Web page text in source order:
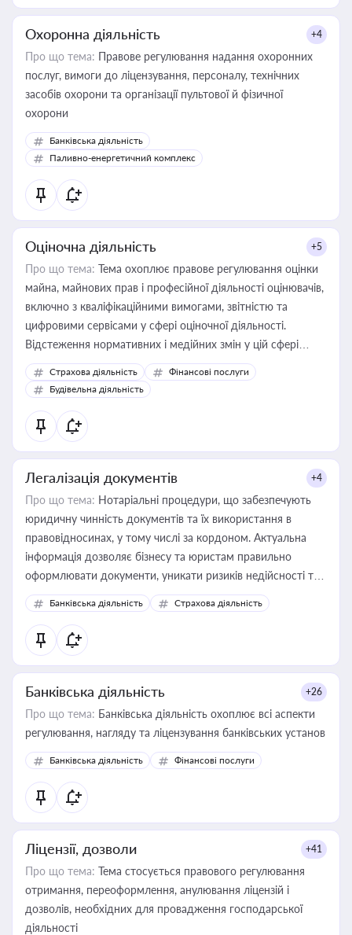
Охоронна діяльність +4
Про що тема: Правове регулювання надання охоронних
послуг, вимоги до ліцензування, персоналу, технічних
засобів охорони та організації пультової й фізичної
охорони
Банківська діяльність
Паливно-енергетичний комплекс
Оціночна діяльність +5
Про що тема: Тема охоплює правове регулювання оцінки
майна, майнових прав і професійної діяльності оцінювачів,
включно з кваліфікаційними вимогами, звітністю та
цифровими сервісами у сфері оціночної діяльності.
Відстеження нормативних і медійних змін у цій сфері
корисне для власника бізнесу, керівника, юриста або
бухгалтера під час оподаткування, приватизації, оренди
державного майна, корпоративних угод і перевірки
статусу суб'єктів оціночної діяльності
Страхова діяльність
Фінансові послуги
Будівельна діяльність
Легалізація документів +4
Про що тема: Нотаріальні процедури, що забезпечують
юридичну чинність документів та їх використання в
правовідносинах, у тому числі за кордоном. Актуальна
інформація дозволяє бізнесу та юристам правильно
оформлювати документи, уникати ризиків недійсності та
забезпечувати їх належне прийняття органами влади та
контрагентами
Банківська діяльність Страхова діяльність
Банківська діяльність +26
Про що тема: Банківська діяльність охоплює всі аспекти
регулювання, нагляду та ліцензування банківських установ
Банківська діяльність Фінансові послуги
Ліцензії, дозволи +41
Про що тема: Тема стосується правового регулювання
отримання, переоформлення, анулювання ліцензій і
дозволів, необхідних для провадження господарської
діяльності